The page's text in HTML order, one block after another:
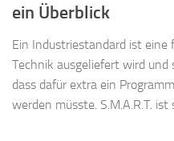
ein Überblick
Ein Industriestandard ist eine
Technik ausgeliefert wird
dass dafür extra ein
werden müsste. S.M.A.R.T. ist